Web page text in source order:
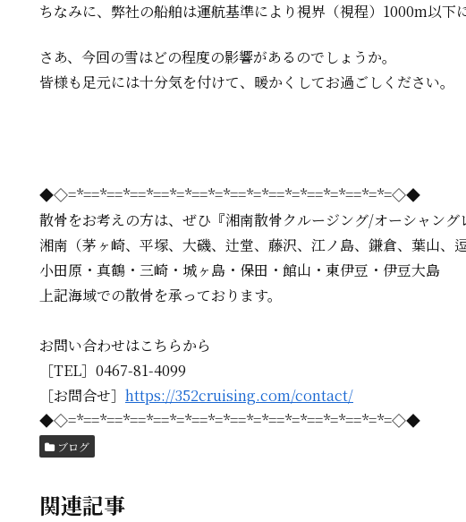
ちなみに、弊社の船舶は運航基準により視界（視程）1000m以下
さあ、今回の雪はどの程度の影響があるのでしょうか。
皆様も足元には十分気を付けて、暖かくしてお過ごしください。
◆◇=*==*==*==*==*=*==*=*==*=*==*=*==*=*==*=*=◇◆
散骨をお考えの方は、 ぜひ『湘南散骨クルージング/オーシャング
湘南（茅ヶ崎、平塚、大磯、辻堂、藤沢、江ノ島、鎌倉、葉山、逗
小田原・真鶴・三崎・城ヶ島・保田・館山・東伊豆・伊豆大島
上記海域での散骨を承っております。
お問い合わせはこちらから
［TEL］0467-81-4099
［お問合せ］ https://352cruising.com/contact/
◆◇=*==*==*==*==*=*==*=*==*=*==*=*==*=*==*=*=◇◆
ブログ
関連記事